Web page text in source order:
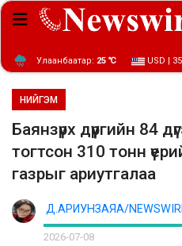
Улаанбаатар: 25 ℃ USD |
НИЙГЭМ
Баянзүрх дүүргийн 84
тогтсон 310 тонн
газрыг ариутгалаа
Д.АРИУНЗАЯА/
2026-07-08